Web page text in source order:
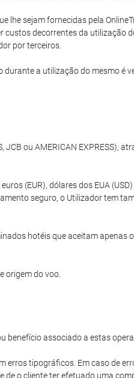
sejam fornecidas pela
decorrentes da utilização
por terceiros.
a utilização do mesmo é
ou AMERICAN EXPRESS),
(EUR), dólares dos EUA
seguro, o Utilizador tem
hotéis que aceitam apenas
origem do voo.
benefício associado a estas
erros tipográficos. Em caso de
o cliente ter efetuado uma